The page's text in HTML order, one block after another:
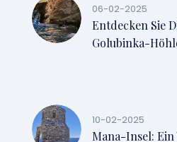
06-02-2025
Entdecken Sie
Golubinka-
10-02-2025
Mana-Insel: Ein